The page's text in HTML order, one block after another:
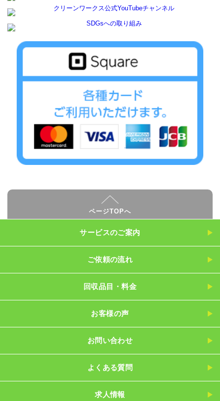
ページTOPへ
サービスのご案内
ご依頼の流れ
回収品目・料金
お客様の声
お問い合わせ
よくある質問
求人情報